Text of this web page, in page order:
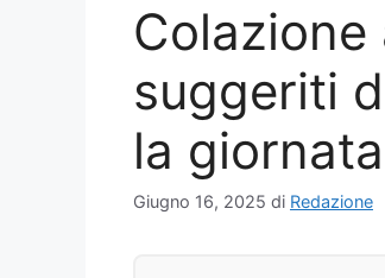
suggeriti
la
Giugno 16, 2025 di Redazione